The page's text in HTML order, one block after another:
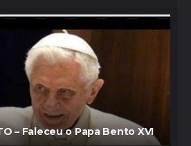
– Faleceu o Papa Bento XVI